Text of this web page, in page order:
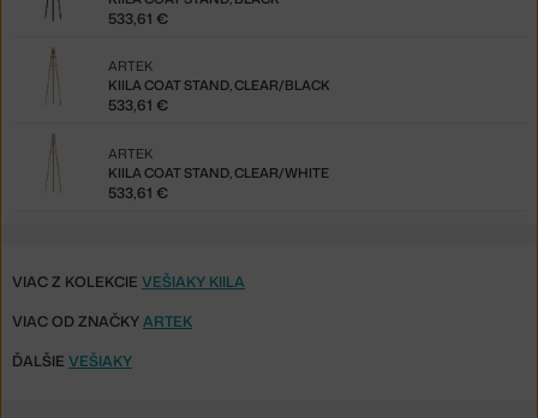
533,61 €
KIILA COAT STAND, CLEAR/BLACK
ARTEK
533,61 €
KIILA COAT STAND, CLEAR/WHITE
ARTEK
533,61 €
VIAC Z KOLEKCIE VEŠIAKY KIILA
VIAC OD ZNAČKYARTEK
ĎALŠIE VEŠIAKY